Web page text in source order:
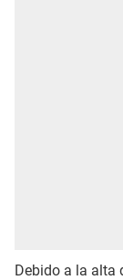
Debido a la alta